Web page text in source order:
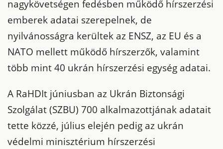
nagykövetségen fedésben működő hírszerzési
emberek adatai szerepelnek, de
nyilvánosságra kerültek az ENSZ, az EU és a
NATO mellett működő hírszerzők, valamint
több mint 40 ukrán hírszerzési egység adatai.
A RaHDIt júniusban az Ukrán Biztonsági
Szolgálat (SZBU) 700 alkalmazottjának adatait
tette közzé, július elején pedig az ukrán
védelmi minisztérium hírszerzési